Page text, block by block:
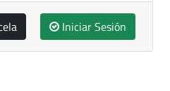
Iniciar Sesión